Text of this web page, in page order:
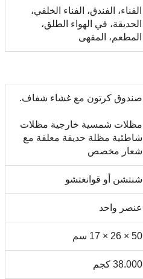
الفناء، الفندق، الفناء الخلفي،
الحديقة، في الهواء الطلق،
المطعم، المقهى
صندوق كرتون مع غشاء شفاف.
مظلات شمسية خارجية مظلات
شاطئية مظلة حديقة معلقة مع
شعار مخصص
شنتشن أو قوانغتشو
عنصر واحد
50 × 26 × 17 سم
38.000 كجم